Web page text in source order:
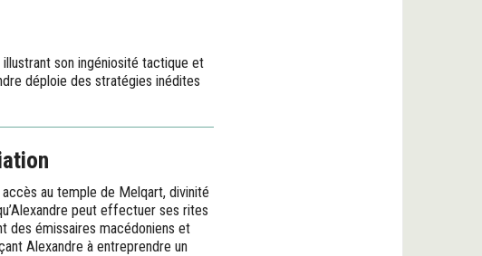
son ingéniosité tactique et
déploie des stratégies inédites
accès au temple de Melqart, divinité
peut effectuer ses rites
des émissaires macédoniens et
Alexandre à entreprendre un